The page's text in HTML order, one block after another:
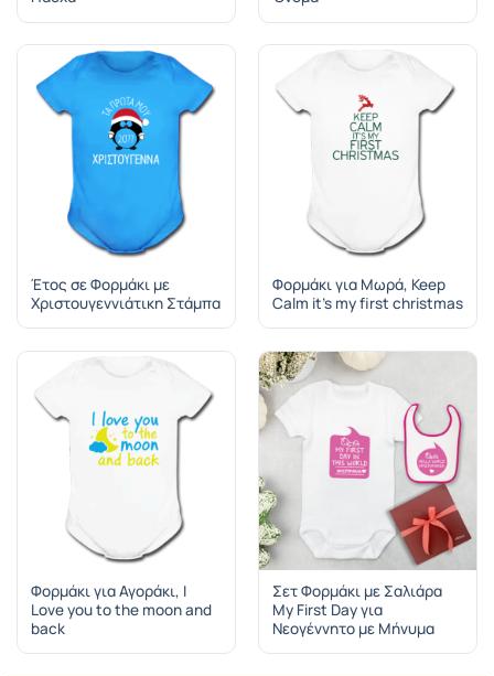
Έτος σε Φορμάκι με
Χριστουγεννιάτικη Στάμπα
Φορμάκι για Μωρά, Keep
Calm it’s my first christmas
Φορμάκι για Αγοράκι, I
Love you to the moon and
back
Σετ Φορμάκι με Σαλιάρα
My First Day για
Νεογέννητο με Μήνυμα